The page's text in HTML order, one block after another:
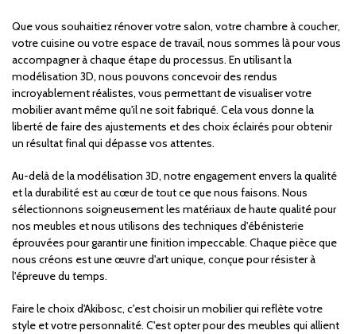
Que vous souhaitiez rénover votre salon, votre chambre à coucher,
votre cuisine ou votre espace de travail, nous sommes là pour vous
accompagner à chaque étape du processus. En utilisant la
modélisation 3D, nous pouvons concevoir des rendus
incroyablement réalistes, vous permettant de visualiser votre
mobilier avant même qu'il ne soit fabriqué. Cela vous donne la
liberté de faire des ajustements et des choix éclairés pour obtenir
un résultat final qui dépasse vos attentes.
Au-delà de la modélisation 3D, notre engagement envers la qualité
et la durabilité est au cœur de tout ce que nous faisons. Nous
sélectionnons soigneusement les matériaux de haute qualité pour
nos meubles et nous utilisons des techniques d'ébénisterie
éprouvées pour garantir une finition impeccable. Chaque pièce que
nous créons est une œuvre d'art unique, conçue pour résister à
l'épreuve du temps.
Faire le choix d'Akibosc, c'est choisir un mobilier qui reflète votre
style et votre personnalité. C'est opter pour des meubles qui allient